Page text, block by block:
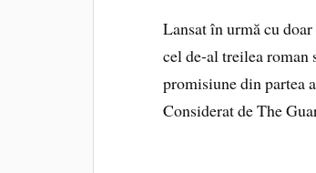
Lansat în urmă cu
cel de-al treilea roman
promisiune din partea
Considerat de The